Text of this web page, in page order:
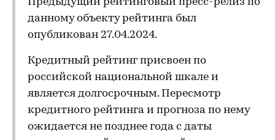
данному объекту рейтинга был
опубликован 27.04.2024.
Кредитный рейтинг присвоен по
российской национальной шкале и
является долгосрочным. Пересмотр
кредитного рейтинга и прогноза по нему
ожидается не позднее года с даты